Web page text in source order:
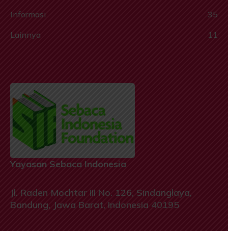
Informasi
35
Lainnya
11
Yayasan Sebaca Indonesia
Jl. Raden Mochtar III No. 126, Sindanglaya,
Bandung, Jawa Barat, Indonesia 40195